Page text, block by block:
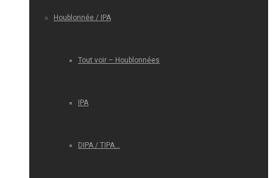
Houblonnée / IPA
Tout voir – Houblonnées
IPA
DIPA / TIPA…